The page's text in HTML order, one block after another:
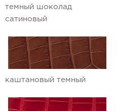
темный шоколад
сатиновый
каштановый темный